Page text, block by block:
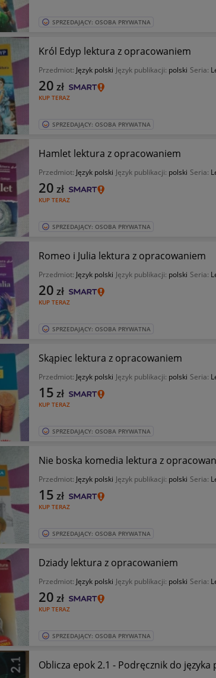
SPRZEDAJĄCY: OSOBA PRYWATNA
Król Edyp lektura z opracowaniem
Przedmiot: Język polski Język publikacji: polski Seria:
KUP TERAZ
20 zł
SPRZEDAJĄCY: OSOBA PRYWATNA
Hamlet lektura z opracowaniem
Przedmiot: Język polski Język publikacji: polski Seria:
KUP TERAZ
20 zł
SPRZEDAJĄCY: OSOBA PRYWATNA
Romeo i Julia lektura z opracowaniem
Przedmiot: Język polski Język publikacji: polski Seria:
KUP TERAZ
20 zł
SPRZEDAJĄCY: OSOBA PRYWATNA
Skąpiec lektura z opracowaniem
Przedmiot: Język polski Język publikacji: polski Seria:
KUP TERAZ
15 zł
SPRZEDAJĄCY: OSOBA PRYWATNA
Nie boska komedia lektura z
Przedmiot: Język polski Język publikacji: polski Seria:
KUP TERAZ
15 zł
SPRZEDAJĄCY: OSOBA PRYWATNA
Dziady lektura z opracowaniem
Przedmiot: Język polski Język publikacji: polski Seria:
KUP TERAZ
20 zł
SPRZEDAJĄCY: OSOBA PRYWATNA
Oblicza epok 2.1 - Podręcznik do